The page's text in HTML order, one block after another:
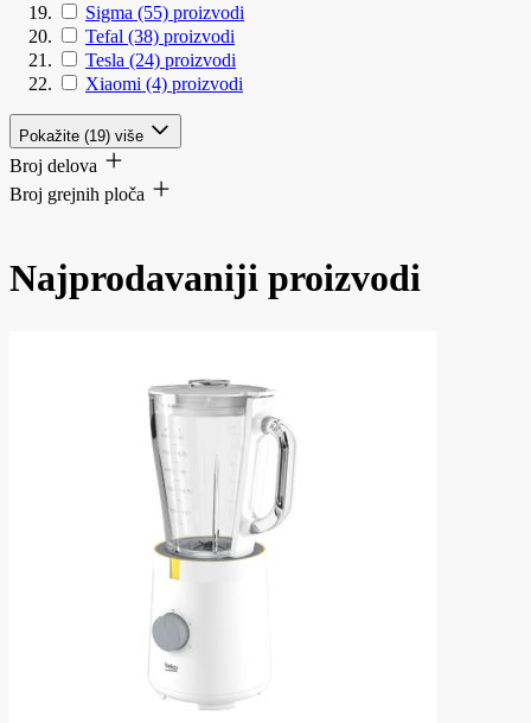
Sigma (55) proizvodi
Tefal (38) proizvodi
Tesla (24) proizvodi
Xiaomi (4) proizvodi
Pokažite (19) više
Broj delova
Broj grejnih ploča
Najprodavaniji proizvodi